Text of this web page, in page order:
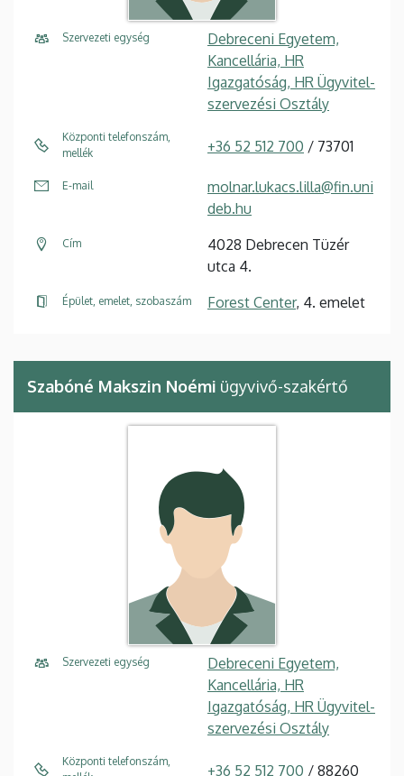
Szervezeti egység
Debreceni Egyetem,
Kancellária, HR
Igazgatóság, HR Ügyvitel-
szervezési Osztály
Központi telefonszám,
mellék
+36 52 512 700 / 73701
E-mail
molnar.lukacs.lilla@fin.uni
deb.hu
Cím
4028 Debrecen Tüzér
utca 4.
Épület, emelet, szobaszám Forest Center, 4. emelet
Szabóné Makszin Noémi ügyvivő-szakértő
Szervezeti egység
Debreceni Egyetem,
Kancellária, HR
Igazgatóság, HR Ügyvitel-
szervezési Osztály
Központi telefonszám,
+36 52 512 700 / 88260